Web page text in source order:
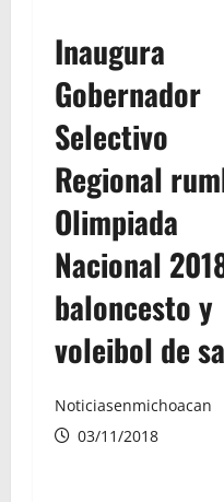
Inaugura
Gobernador
Selectivo
Regional
Olimpiada
Nacional
baloncesto y
voleibol de
Noticiasenmichoacan
03/11/2018